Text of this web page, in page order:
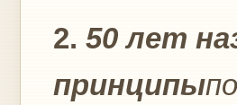
2. 50 лет
принципы